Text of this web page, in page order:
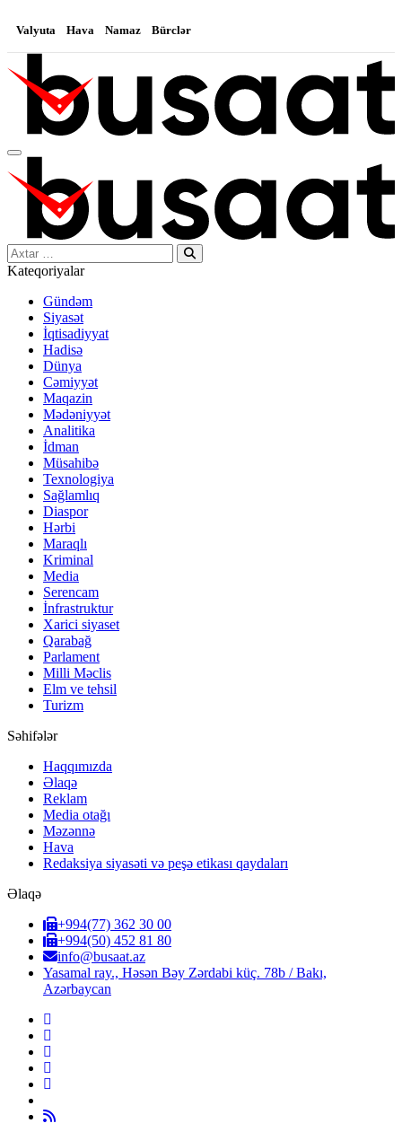
Valyuta Hava Namaz Bürclər
Search…
Kateqoriyalar
Gündəm
Siyasət
İqtisadiyyat
Hadisə
Dünya
Cəmiyyət
Maqazin
Mədəniyyət
Analitika
İdman
Müsahibə
Texnologiya
Sağlamlıq
Diaspor
Hərbi
Maraqlı
Kriminal
Media
Serencam
İnfrastruktur
Xarici siyaset
Qarabağ
Parlament
Milli Məclis
Elm ve tehsil
Turizm
Səhifələr
Haqqımızda
Əlaqə
Reklam
Media otağı
Məzənnə
Hava
Redaksiya siyasəti və peşə etikası qaydaları
Əlaqə
+994(77) 362 30 00
+994(50) 452 81 80
info@busaat.az
Yasamal ray., Həsən Bəy Zərdabi küç. 78b / Bakı,
Azərbaycan